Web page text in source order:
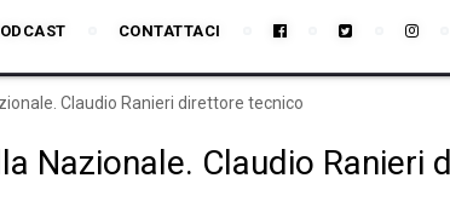
CONTATTACI
Claudio Ranieri direttore tecnico
Nazionale. Claudio Ranieri